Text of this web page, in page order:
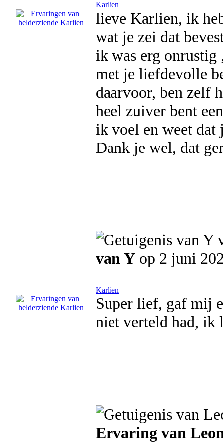
Karlien
lieve Karlien, ik
wat je zei dat
ik was erg
met je liefdevolle
daarvoor, ben zelf
heel zuiver bent
ik voel en weet dat
Dank je wel, dat
van Y op 2 juni
Karlien
Super lief, gaf mij
niet verteld had, ik
Ervaring van